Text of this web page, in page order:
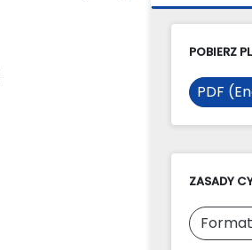
POBIERZ
PDF
ZASADY